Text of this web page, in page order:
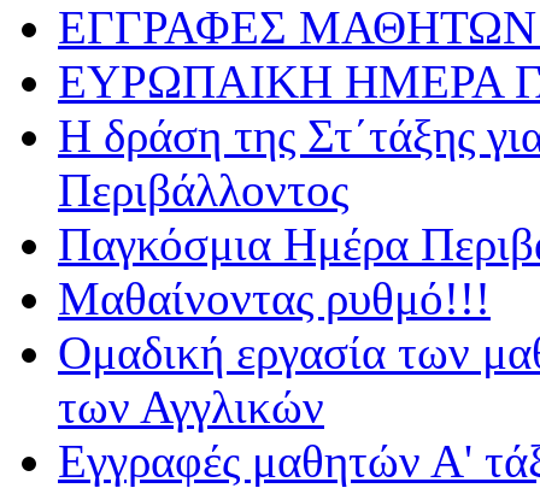
ΕΓΓΡΑΦΕΣ ΜΑΘΗΤΩΝ
ΕΥΡΩΠΑΙΚΗ ΗΜΕΡΑ
Η δράση της Στ΄τάξης
Περιβάλλοντος
Παγκόσμια Ημέρα
Μαθαίνοντας ρυθμό!!!
Ομαδική εργασία των
των Αγγλικών
Εγγραφές μαθητών Α'